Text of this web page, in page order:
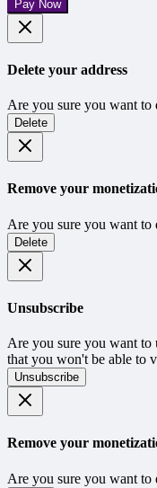
Pay Now
Delete your address
Are you sure you want to
Delete
Remove your
Are you sure you want to
Delete
Unsubscribe
Are you sure you want to
that you won't be able to
Unsubscribe
Remove your
Are you sure you want to